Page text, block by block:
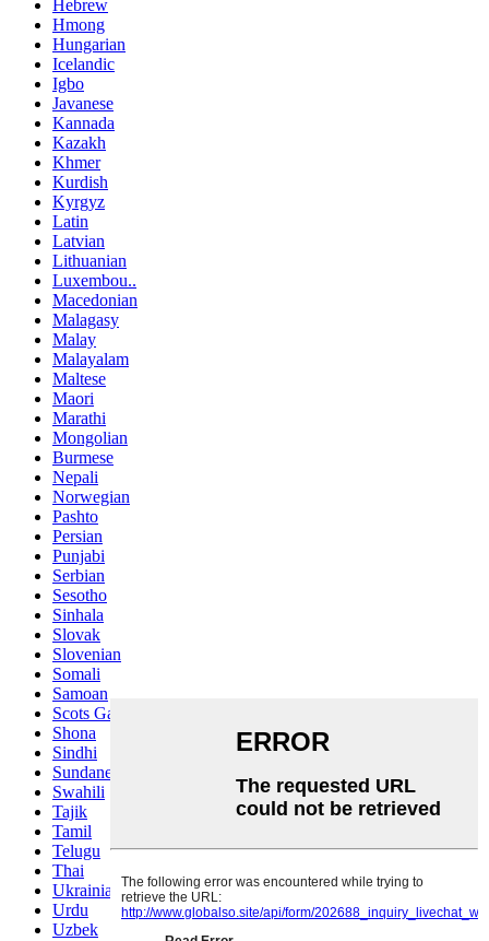
Hebrew
Hmong
Hungarian
Icelandic
Igbo
Javanese
Kannada
Kazakh
Khmer
Kurdish
Kyrgyz
Latin
Latvian
Lithuanian
Luxembou..
Macedonian
Malagasy
Malay
Malayalam
Maltese
Maori
Marathi
Mongolian
Burmese
Nepali
Norwegian
Pashto
Persian
Punjabi
Serbian
Sesotho
Sinhala
Slovak
Slovenian
Somali
Samoan
Scots Gaelic
Shona
Sindhi
Sundanese
Swahili
Tajik
Tamil
Telugu
Thai
Ukrainian
Urdu
Uzbek